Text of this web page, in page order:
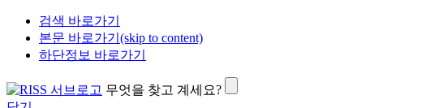
검색 바로가기
본문 바로가기(skip to content)
하단정보 바로가기
무엇을 찾고 계세요?